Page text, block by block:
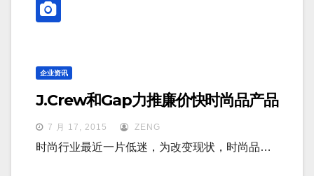
企业资讯
J.Crew和Gap力推廉价快时尚品产品
7 月 17, 2015 ZENG
时尚行业最近一片低迷，为改变现状，时尚品…